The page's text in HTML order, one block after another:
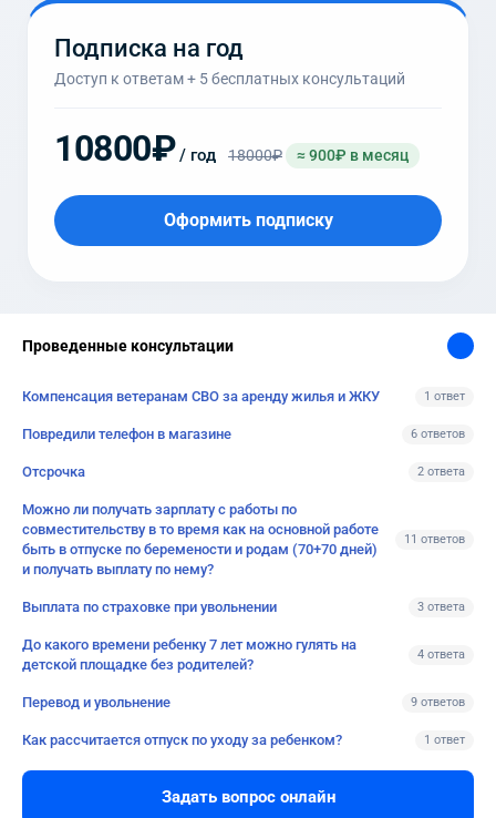
Подписка на год
Доступ к ответам + 5 бесплатных консультаций
10800₽/ год 18000₽ ≈ 900₽ в месяц
Оформить подписку
Проведенные консультации
Компенсация ветеранам СВО за аренду жилья и ЖКУ 1 ответ
Повредили телефон в магазине 6 ответов
Отсрочка 2 ответа
Можно ли получать зарплату с работы по
совместительству в то время как на основной работе
быть в отпуске по беремености и родам (70+70 дней)
и получать выплату по нему?
11 ответов
Выплата по страховке при увольнении 3 ответа
До какого времени ребенку 7 лет можно гулять на
детской площадке без родителей?
4 ответа
Перевод и увольнение 9 ответов
Как рассчитается отпуск по уходу за ребенком? 1 ответ
Задать вопрос онлайн